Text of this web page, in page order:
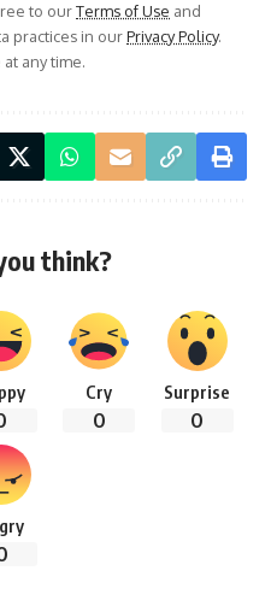
to ourTerms of Use and
practices in ourPrivacy Policy.
any time.
think?
Cry
0
Surprise
0